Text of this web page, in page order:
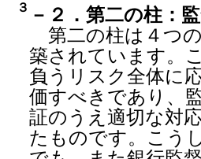
３ －２．第二の柱：
第二の柱は４つ
築されています。
負うリスク全体に
価すべきであり、
証のうえ適切な対
たものです。こう